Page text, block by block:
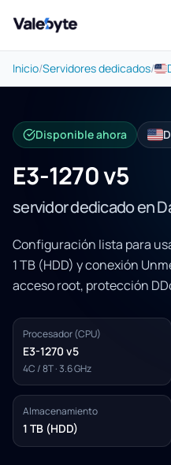
Valebyte
Inicio/Servidores dedicados/
Disponible ahora
E3-1270 v5
servidor dedicado en
Configuración lista para
1 TB (HDD) y conexión
acceso root, protección
Procesador (CPU)
E3-1270 v5
4C / 8T · 3.6 GHz
Almacenamiento
1 TB (HDD)